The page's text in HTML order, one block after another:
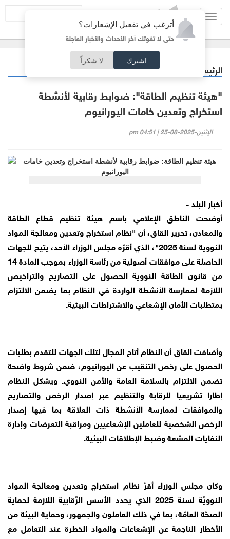
أترغب في تفعيل الإشعارات؟
حتى لا تفوتك آخر الأحداث والأخبار العاجلة
اشترك لا شكراً
الرئيسية
"هيئة تنظيم الطاقة": ضوابط رقابية لأنشطة
استخراج وتعدين خامات اليورانيوم
الإثنين-2025-08-25 | 04:51 pm
أخبار البلد -
أوضحت الناطق الإعلامي باسم هيئة تنظيم قطاع الطاقة
والمعادن، تحرير القاق، أن "نظام استخراج وتعدين ومعالجة المواد
النووية لسنة 2025"، الذي أقرّه مجلس الوزراء الأحد، يتيح للجهات
الحاصلة على موافقات أصولية من رئاسة الوزراء بموجب المادة 14
من قانون الطاقة النووية الحصول على التصاريح والتراخيص
اللازمة لممارسة الأنشطة الواردة في النظام بما يضمن الالتزام
بمتطلبات الأمان الإشعاعي والاشتراطات البيئية.
وأضافت القاق أن النظام أتاح المجال لتلك الجهات للتقدم بطلبات
الحصول على رخص التنقيب عن اليورانيوم، ضمن شروط واضحة
تضمن الالتزام بالسلامة العامة والأمن النووي. ويشكل النظام
إطارا تشريعيا للرقابة والتنظيم عبر إصدار الرخص والتصاريح
والموافقات لممارسة الأنشطة ذات العلاقة بما فيها إصدار
الرخص الشخصية للعاملين الإشعاعيين ومراقبة التعرضات وإدارة
النفايات المشعة وضبط الإطلاقات البيئية.
وكان مجلس الوزراء أقرَّ نظام استخراج وتعدين ومعالجة المواد
النوويَّة لسنة 2025 الذي يحدد الأسس الرَّقابية اللازمة لحماية
الصحَّة العامَّة، بما في ذلك العاملون والجمهور، وحماية البيئة من
الأخطار الناجمة عن الإشعاعات والمواد الخطرة عند التعامل مع